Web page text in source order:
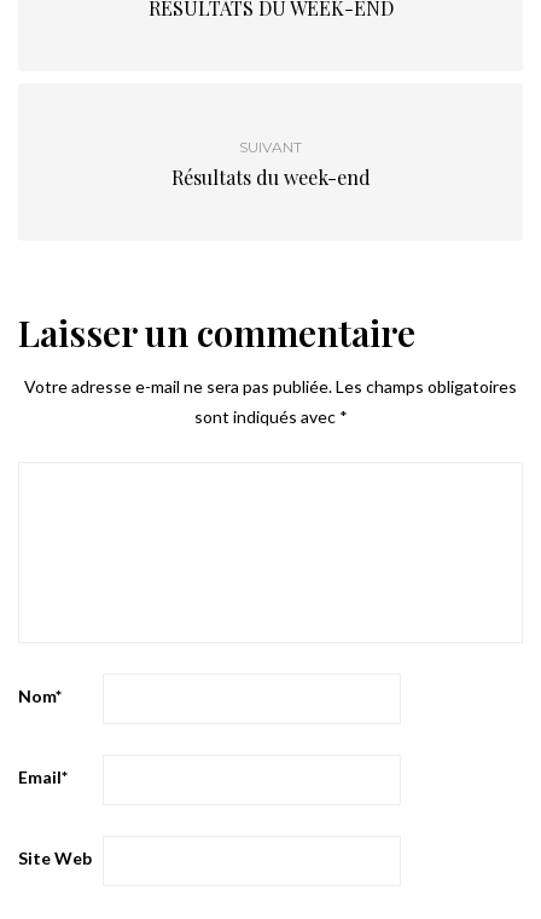
RESULTATS DU WEEK-END
SUIVANT
Résultats du week-end
Laisser un commentaire
Votre adresse e-mail ne sera pas publiée.Les champs obligatoires
sont indiqués avec *
Nom*
Email*
Site Web